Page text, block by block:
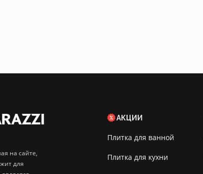
на сайте,
для
АКЦИИ
Плитка для ванной
Плитка для кухни